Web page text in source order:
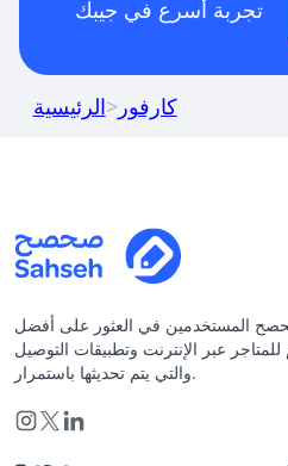
تجربة أسرع في جيبك
الرئيسية> كارفور
المستخدمين في العثور على أفضل
عبر الإنترنت وتطبيقات التوصيل
والتي يتم تحديثها باستمرار.